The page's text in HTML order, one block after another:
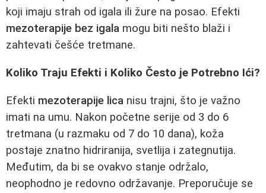
koji imaju strah od igala ili žure na posao. Efekti
mezoterapije bez igala mogu biti nešto blaži i
zahtevati češće tretmane.
Koliko Traju Efekti i Koliko Često je Potrebno Ići?
Efekti mezoterapije lica nisu trajni, što je važno
imati na umu. Nakon početne serije od 3 do 6
tretmana (u razmaku od 7 do 10 dana), koža
postaje znatno hidriranija, svetlija i zategnutija.
Međutim, da bi se ovakvo stanje održalo,
neophodno je redovno održavanje. Preporučuje se